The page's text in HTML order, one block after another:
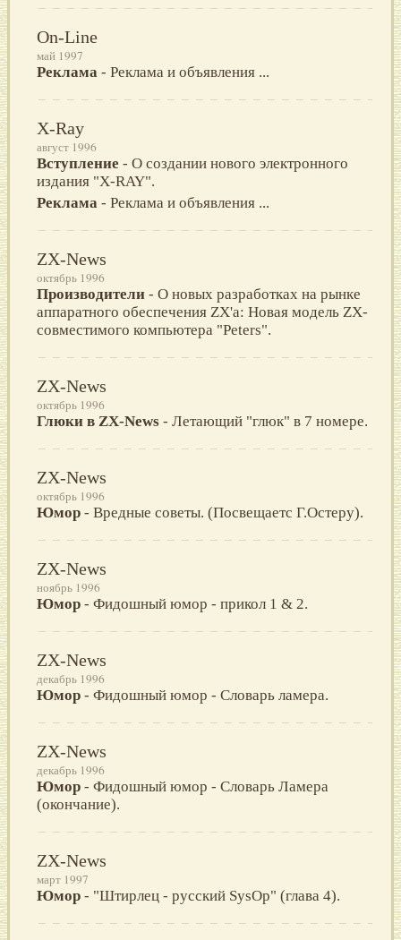
On-Line
май 1997
Реклама - Реклама и объявления ...
X-Ray
август 1996
Вступление - О создании нового электронного
издания "X-RAY".
Реклама - Реклама и объявления ...
ZX-News
октябрь 1996
Производители - О новых разработках на рынке
аппаратного обеспечения ZX'a: Новая модель ZX-
совместимого компьютера "Peters".
ZX-News
октябрь 1996
Глюки в ZX-News - Летающий "глюк" в 7 номере.
ZX-News
октябрь 1996
Юмор - Вредные советы. (Посвещаетс Г.Остеру).
ZX-News
ноябрь 1996
Юмор - Фидошный юмор - прикол 1 & 2.
ZX-News
декабрь 1996
Юмор - Фидошный юмор - Словарь ламера.
ZX-News
декабрь 1996
Юмор - Фидошный юмор - Словарь Ламера
(окончание).
ZX-News
март 1997
Юмор - "Штирлец - русский SysOp" (глава 4).